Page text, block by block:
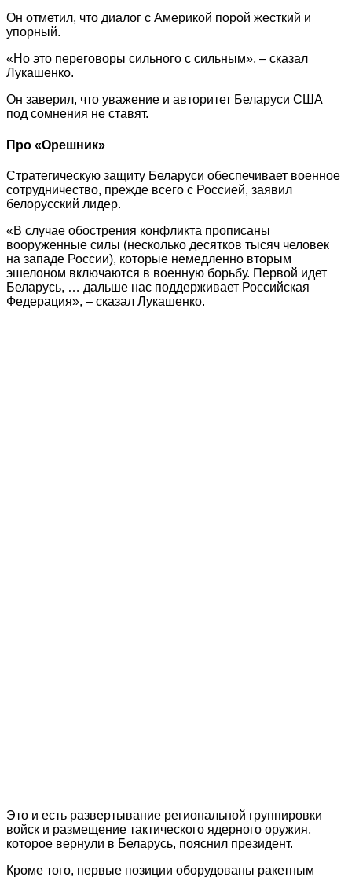
Он отметил, что диалог с Америкой порой жесткий и
упорный.
«Но это переговоры сильного с сильным», – сказал
Лукашенко.
Он заверил, что уважение и авторитет Беларуси США
под сомнения не ставят.
Про «Орешник»
Стратегическую защиту Беларуси обеспечивает военное
сотрудничество, прежде всего с Россией, заявил
белорусский лидер.
«В случае обострения конфликта прописаны
вооруженные силы (несколько десятков тысяч человек
на западе России), которые немедленно вторым
эшелоном включаются в военную борьбу. Первой идет
Беларусь, … дальше нас поддерживает Российская
Федерация», – сказал Лукашенко.
Это и есть развертывание региональной группировки
войск и размещение тактического ядерного оружия,
которое вернули в Беларусь, пояснил президент.
Кроме того, первые позиции оборудованы ракетным